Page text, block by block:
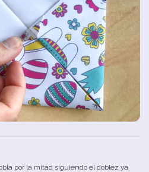
por la mitad siguiendo el doblez ya